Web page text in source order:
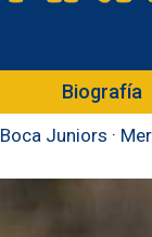
Biografía
Boca Juniors ·